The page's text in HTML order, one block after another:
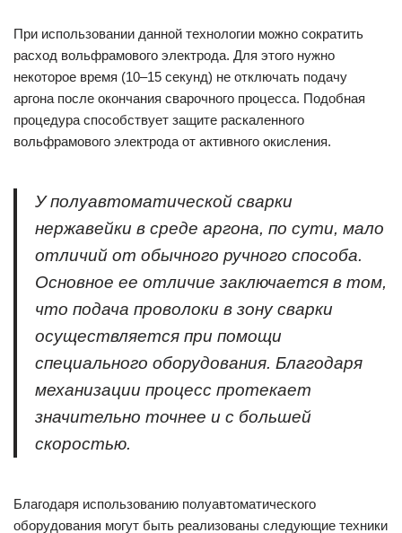
При использовании данной технологии можно сократить
расход вольфрамового электрода. Для этого нужно
некоторое время (10–15 секунд) не отключать подачу
аргона после окончания сварочного процесса. Подобная
процедура способствует защите раскаленного
вольфрамового электрода от активного окисления.
У полуавтоматической сварки
нержавейки в среде аргона, по сути, мало
отличий от обычного ручного способа.
Основное ее отличие заключается в том,
что подача проволоки в зону сварки
осуществляется при помощи
специального оборудования. Благодаря
механизации процесс протекает
значительно точнее и с большей
скоростью.
Благодаря использованию полуавтоматического
оборудования могут быть реализованы следующие техники